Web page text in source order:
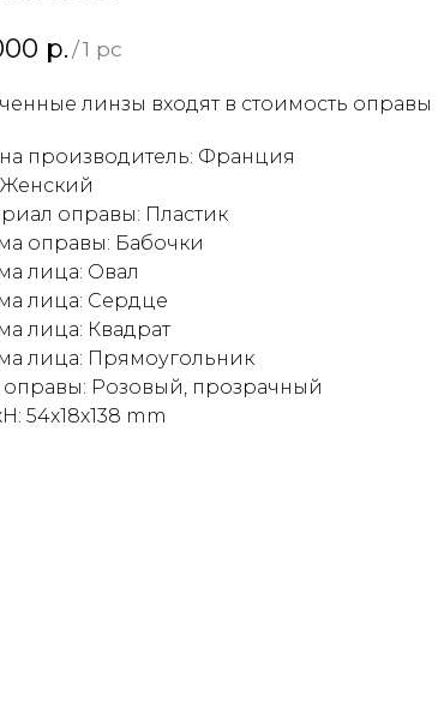
р. /1 pc
линзы входят в стоимость оправы
производитель: Франция
оправы: Пластик
оправы: Бабочки
лица: Овал
лица: Сердце
лица: Квадрат
лица: Прямоугольник
оправы: Розовый, прозрачный
54x18x138 mm